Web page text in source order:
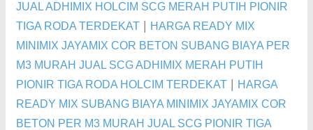
JUAL ADHIMIX HOLCIM SCG MERAH PUTIH PIONIR
TIGA RODA TERDEKAT
HARGA READY MIX
MINIMIX JAYAMIX COR BETON SUBANG BIAYA PER
M3 MURAH JUAL SCG ADHIMIX MERAH PUTIH
PIONIR TIGA RODA HOLCIM TERDEKAT
HARGA
READY MIX SUBANG BIAYA MINIMIX JAYAMIX COR
BETON PER M3 MURAH JUAL SCG PIONIR TIGA